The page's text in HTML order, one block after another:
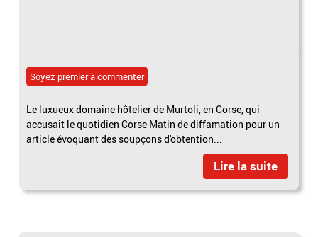
Soyez premier à commenter
Le luxueux domaine hôtelier de Murtoli, en Corse, qui
accusait le quotidien Corse Matin de diffamation pour un
article évoquant des soupçons d'obtention...
Lire la suite